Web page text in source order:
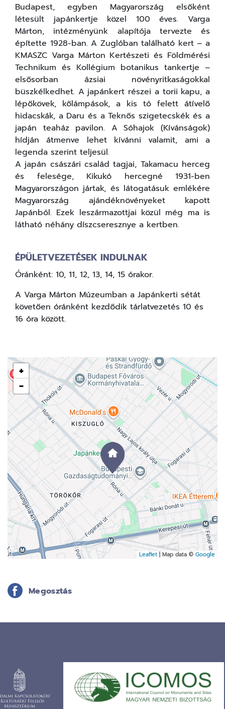
Budapest, egyben Magyarország elsőként
létesült japánkertje közel 100 éves. Varga
Márton, intézményünk alapítója tervezte és
építette 1928-ban. A Zuglóban található kert – a
KMASZC Varga Márton Kertészeti és Földmérési
Technikum és Kollégium botanikus tankertje –
elsősorban ázsiai növényritkaságokkal
büszkélkedhet. A japánkert részei a torii kapu, a
lépőkövek, kőlámpások, a kis tó felett átívelő
hidacskák, a Daru és a Teknős szigetecskék és a
japán teaház pavilon. A Sóhajok (Kívánságok)
hídján átmenve lehet kívánni valamit, ami a
legenda szerint teljesül.
A japán császári család tagjai, Takamacu herceg
és felesége, Kikukó hercegné 1931-ben
Magyarországon jártak, és látogatásuk emlékére
Magyarország ajándéknövényeket kapott
Japánból. Ezek leszármazottjai közül még ma is
látható néhány díszcseresznye a kertben.
ÉPÜLETVEZETÉSEK INDULNAK
Óránként: 10, 11, 12, 13, 14, 15 órakor.
A Varga Márton Múzeumban a Japánkerti sétát
követően óránként kezdődik tárlatvezetés 10 és
16 óra között.
+
−
Leaflet | Map data © Google
Megosztás